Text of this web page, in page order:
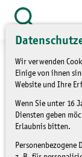
Wir verwenden
Einige von ihnen
Website und Ihre
Wenn Sie unter 16
Diensten geben
Erlaubnis bitten.
Zum
Inhalt
springen
öffnen
Themen »